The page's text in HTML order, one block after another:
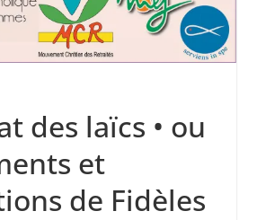
des laïcs • ou
et
de Fidèles